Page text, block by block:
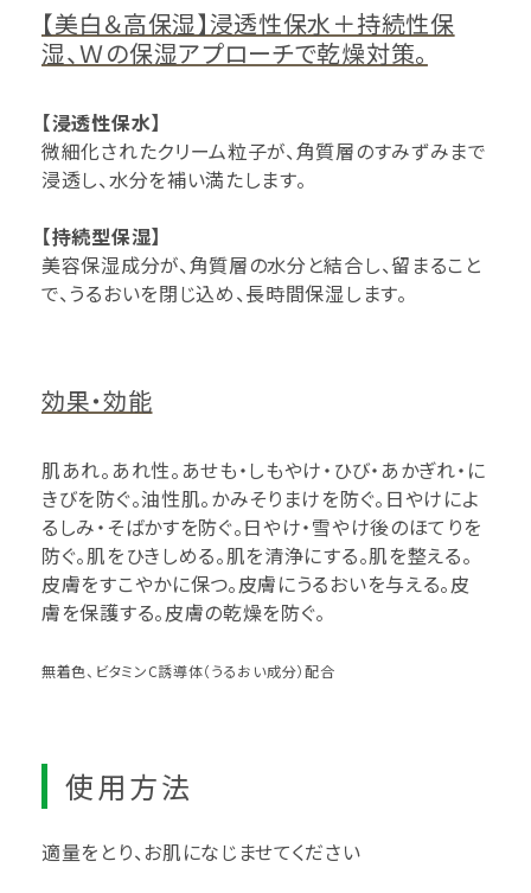
【美白＆高保湿】浸透性保水＋持続性保
湿、Ｗの保湿アプローチで乾燥対策。
【浸透性保水】
微細化されたクリーム粒子が、角質層のすみずみまで
浸透し、水分を補い満たします。
【持続型保湿】
美容保湿成分が、角質層の水分と結合し、留まること
で、うるおいを閉じ込め、長時間保湿します。
効果・効能
肌あれ。あれ性。あせも・しもやけ・ひび・あかぎれ・に
きびを防ぐ。油性肌。かみそりまけを防ぐ。日やけによ
るしみ・そばかすを防ぐ。日やけ・雪やけ後のほてりを
防ぐ。肌をひきしめる。肌を清浄にする。肌を整える。
皮膚をすこやかに保つ。皮膚にうるおいを与える。皮
膚を保護する。皮膚の乾燥を防ぐ。
無着色、ビタミンC誘導体（うるおい成分）配合
使用方法
適量をとり、お肌になじませてください